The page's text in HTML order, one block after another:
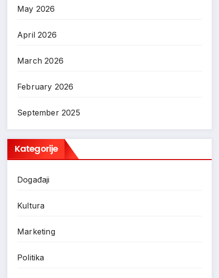
May 2026
April 2026
March 2026
February 2026
September 2025
Kategorije
Događaji
Kultura
Marketing
Politika